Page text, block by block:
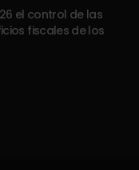
el control de las
fiscales de los